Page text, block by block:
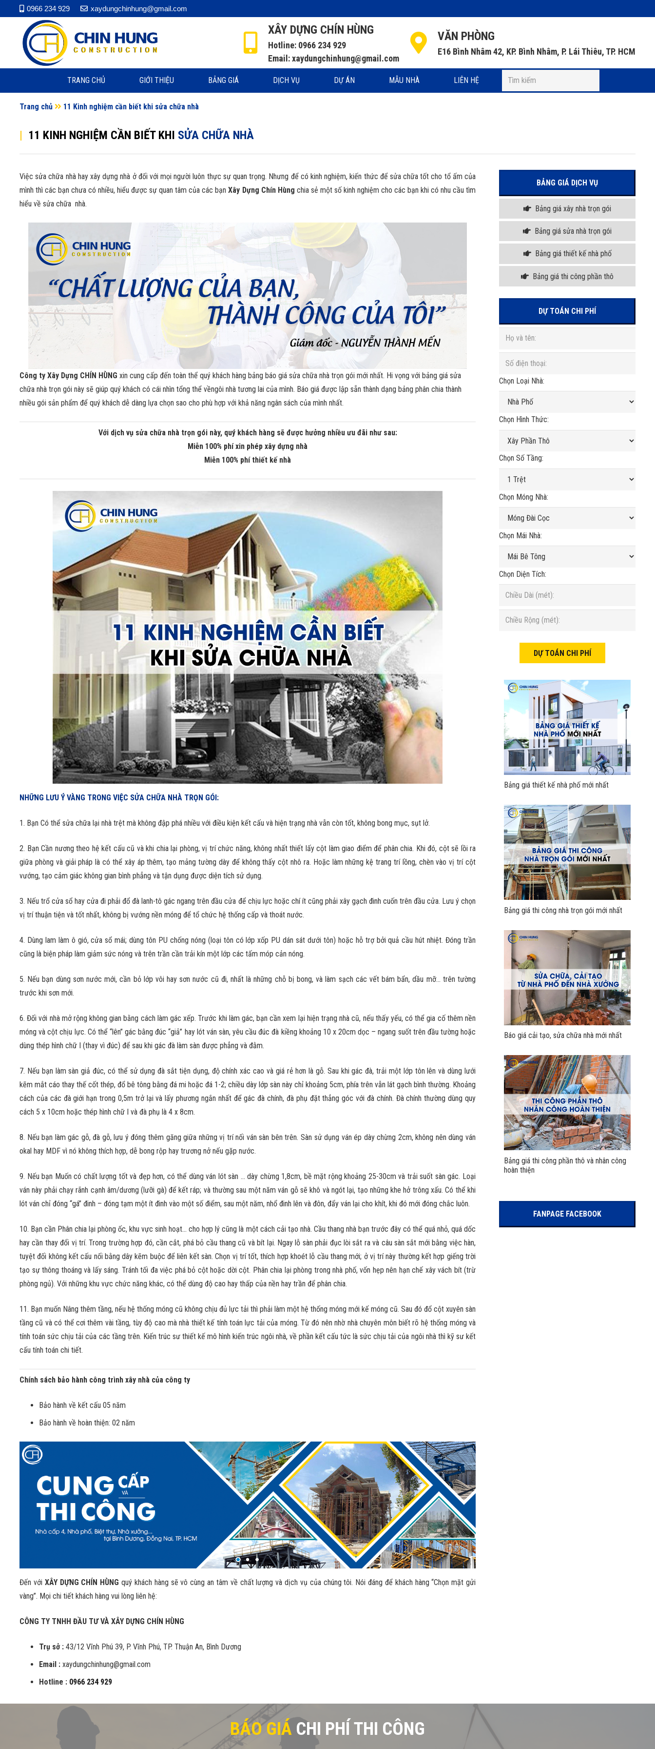
0966 234 929 xaydungchinhung@gmail.com
XÂY DỰNG CHÍN HÙNG
Hotline: 0966 234 929
Email: xaydungchinhung@gmail.com
VĂN PHÒNG
E16 Bình Nhâm 42, KP. Bình Nhâm, P. Lái Thiêu, TP. HCM
TRANG CHỦ GIỚI THIỆU BẢNG GIÁ DỊCH VỤ DỰ ÁN MẪU NHÀ LIÊN HỆ
Trang chủ 11 Kinh nghiệm cần biết khi sửa chữa nhà
| 11 KINH NGHIỆM CẦN BIẾT KHI SỬA CHỮA NHÀ
Việc sửa chữa nhà hay xây dựng nhà ở đối với mọi người luôn thực sự quan trọng. Nhưng để có kinh nghiệm, kiến thức để sửa chữa tốt cho tổ ấm của
mình thì các bạn chưa có nhiều, hiểu được sự quan tâm của các bạnXây Dựng Chín Hùng chia sẻ một số kinh nghiệm cho các bạn khi có nhu cầu tìm
hiểu về sửa chữa nhà.
Công ty Xây Dựng CHÍN HÙNG xin cung cấp đến toàn thể quý khách hàng bảng báo giá sửa chữa nhà trọn gói mới nhất. Hi vọng với bảng giá sửa
chữa nhà trọn gói này sẽ giúp quý khách có cái nhìn tổng thể vềngôi nhà tương lai của mình. Báo giá được lập sẵn thành dạng bảng phân chia thành
nhiều gói sản phẩm để quý khách dễ dàng lựa chọn sao cho phù hợp với khả năng ngân sách của mình nhất.
Với dịch vụ sửa chữa nhà trọn gói này, quý khách hàng sẽ được hưởng nhiều ưu đãi như sau:
Miễn 100% phí xin phép xây dựng nhà
Miễn 100% phí thiết kế nhà
NHỮNG LƯU Ý VÀNG TRONG VIỆC SỬA CHỮA NHÀ TRỌN GÓI:
1. Bạn Có thể sửa chữa lại nhà trệt mà không đập phá nhiều với điều kiện kết cấu và hiện trạng nhà vẫn còn tốt, không bong mục, sụt lở.
2. Bạn Cần nương theo hệ kết cấu cũ và khi chia lại phòng, vị trí chức năng, không nhất thiết lấy cột làm giao điểm để phân chia. Khi đó, cột sẽ lồi ra
giữa phòng và giải pháp là có thể xây áp thêm, tạo mảng tường dày để không thấy cột nhô ra. Hoặc làm những kệ trang trí lồng, chèn vào vị trí cột
vướng, tạo cảm giác không gian bình phẳng và tận dụng được diện tích sử dụng.
3. Nếu trổ cửa sổ hay cửa đi phải đổ đà lanh-tô gác ngang trên đầu cửa để chịu lực hoặc chí ít cũng phải xây gạch đinh cuốn trên đầu cửa. Lưu ý chọn
vị trí thuận tiện và tốt nhất, không bị vướng nền móng để tổ chức hệ thống cấp và thoát nước.
4. Dùng lam làm ô gió, cửa sổ mái; dùng tôn PU chống nóng (loại tôn có lớp xốp PU dán sát dưới tôn) hoặc hỗ trợ bởi quả cầu hút nhiệt. Đóng trần
cũng là biện pháp làm giảm sức nóng và trên trần cần trải kín một lớp các tấm móp cản nóng.
5. Nếu bạn dùng sơn nước mới, cần bỏ lớp vôi hay sơn nước cũ đi, nhất là những chỗ bị bong, và làm sạch các vết bám bẩn, dầu mỡ… trên tường
trước khi sơn mới.
6. Đối với nhà mở rộng không gian bằng cách làm gác xếp. Trước khi làm gác, bạn cần xem lại hiện trạng nhà cũ, nếu thấy yếu, có thể gia cố thêm nền
móng và cột chịu lực. Có thể “lên” gác bằng đúc “giả” hay lót ván sàn, yêu cầu đúc đà kiềng khoảng 10 x 20cm dọc – ngang suốt trên đầu tường hoặc
dùng thép hình chữ I (thay vì đúc) để sau khi gác đà làm sàn được phẳng và đằm.
7. Nếu bạn làm sàn giả đúc, có thể sử dụng đà sắt tiện dụng, độ chính xác cao và giá rẻ hơn là gỗ. Sau khi gác đà, trải một lớp tôn lên và dùng lưới
kẽm mắt cáo thay thế cốt thép, đổ bê tông bằng đá mi hoặc đá 1-2; chiều dày lớp sàn này chỉ khoảng 5cm, phía trên vẫn lát gạch bình thường. Khoảng
cách của các đà giới hạn trong 0,5m trở lại và lấy phương ngắn nhất để gác đà chính, đà phụ đặt thẳng góc với đà chính. Đà chính thường dùng quy
cách 5 x 10cm hoặc thép hình chữ I và đà phụ là 4 x 8cm.
8. Nếu bạn làm gác gỗ, đà gỗ, lưu ý đóng thêm găng giữa những vị trí nối ván sàn bên trên. Sàn sử dụng ván ép dày chừng 2cm, không nên dùng ván
okal hay MDF vì nó không thích hợp, dễ bong rộp hay trương nở nếu gặp nước.
9. Nếu bạn Muốn có chất lượng tốt và đẹp hơn, có thể dùng ván lót sàn … dày chừng 1,8cm, bề mặt rộng khoảng 25-30cm và trải suốt sàn gác. Loại
ván này phải chạy rãnh cạnh âm/dương (lưỡi gà) để kết ráp; và thường sau một năm ván gỗ sẽ khô và ngót lại, tạo những khe hở trông xấu. Có thể khi
lót ván chỉ đóng “gá” đinh – đóng tạm một ít đinh vào một số điểm, sau một năm, nhổ đinh lên và đôn, đẩy ván lại cho khít, khi đó mới đóng chắc luôn.
10. Bạn cần Phân chia lại phòng ốc, khu vực sinh hoạt… cho hợp lý cũng là một cách cải tạo nhà. Cầu thang nhà bạn trước đây có thể quá nhỏ, quá dốc
hay cần thay đổi vị trí. Trong trường hợp đó, cần cắt, phá bỏ cầu thang cũ và bít lại. Ngay lỗ sàn phải đục lòi sắt ra và câu sàn sắt mới bằng việc hàn,
tuyệt đối không kết cấu nối bằng dây kẽm buộc để liên kết sàn. Chọn vị trí tốt, thích hợp khoét lỗ cầu thang mới; ở vị trí này thường kết hợp giếng trời
tạo sự thông thoáng và lấy sáng. Tránh tối đa việc phá bỏ cột hoặc dời cột. Phân chia lại phòng trong nhà phố, vốn hẹp nên hạn chế xây vách bít (trừ
phòng ngủ). Với những khu vực chức năng khác, có thể dùng độ cao hay thấp của nền hay trần để phân chia.
11. Bạn muốn Nâng thêm tầng, nếu hệ thống móng cũ không chịu đủ lực tải thì phải làm một hệ thống móng mới kế móng cũ. Sau đó đổ cột xuyên sàn
tầng cũ và có thể cơi thêm vài tầng, tùy độ cao mà nhà thiết kế tính toán lực tải của móng. Từ đó nên nhờ nhà chuyên môn biết rõ hệ thống móng và
tính toán sức chịu tải của các tầng trên. Kiến trúc sư thiết kế mô hình kiến trúc ngôi nhà, về phần kết cấu tức là sức chịu tải của ngôi nhà thì kỹ sư kết
cấu tính toán chi tiết.
Chính sách bảo hành công trình xây nhà của công ty
Bảo hành về kết cấu 05 năm
Bảo hành về hoàn thiện: 02 năm
Đến với XÂY DỰNG CHÍN HÙNG quý khách hàng sẽ vô cùng an tâm về chất lượng và dịch vụ của chúng tôi. Nói đáng để khách hàng “Chọn mặt gửi
vàng”. Mọi chi tiết khách hàng vui lòng liên hệ:
CÔNG TY TNHH ĐẦU TƯ VÀ XÂY DỰNG CHÍN HÙNG
Trụ sở : 43/12 Vĩnh Phú 39, P. Vĩnh Phú, TP. Thuận An, Bình Dương
Email : xaydungchinhung@gmail.com
Hotline : 0966 234 929
BẢNG GIÁ DỊCH VỤ
Bảng giá xây nhà trọn gói
Bảng giá sửa nhà trọn gói
Bảng giá thiết kế nhà phố
Bảng giá thi công phần thô
DỰ TOÁN CHI PHÍ
Chọn Loại Nhà:
Chọn Hình Thức:
Chọn Số Tầng:
Chọn Móng Nhà:
Chọn Mái Nhà:
Chọn Diện Tích:
Bảng giá thiết kế nhà phố mới nhất
Bảng giá thi công nhà trọn gói mới nhất
Báo giá cải tạo, sửa chữa nhà mới nhất
Bảng giá thi công phần thô và nhân công
hoàn thiện
FANPAGE FACEBOOK
BÁO GIÁ CHI PHÍ THI CÔNG